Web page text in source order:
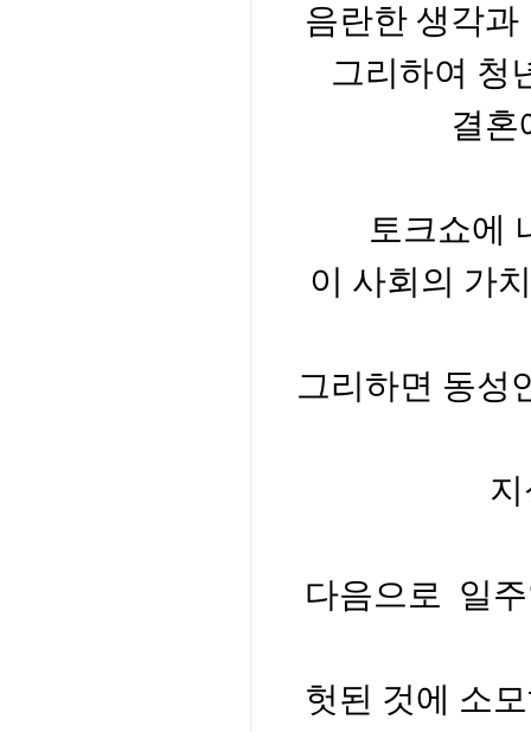
음란한 생각
그리하여 청
결혼
토크쇼에
이 사회의 가
그리하면 동성
다음으로 일
헛된 것에 소